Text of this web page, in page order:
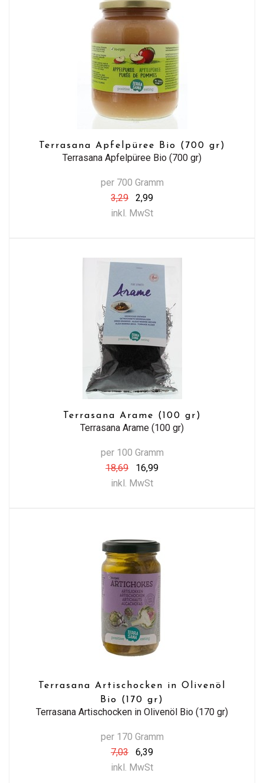
Terrasana Apfelpüree Bio (700 gr)
Terrasana Apfelpüree Bio (700 gr)
per 700 Gramm
3,29
2,99
inkl. MwSt
Terrasana Arame (100 gr)
Terrasana Arame (100 gr)
per 100 Gramm
18,69
16,99
inkl. MwSt
Terrasana Artischocken in Olivenöl
Bio (170 gr)
Terrasana Artischocken in Olivenöl Bio (170 gr)
per 170 Gramm
7,03
6,39
inkl. MwSt